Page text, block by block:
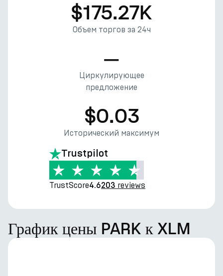
$175.27K
Объем торгов за 24ч
—
Циркулирующее
предложение
$0.03
Исторический максимум
Trustpilot
TrustScore4.6203 reviews
График цены PARK к XLM